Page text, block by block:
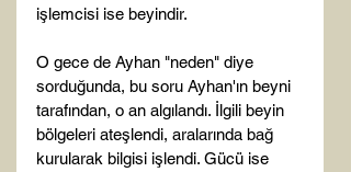
işlemcisi ise beyindir.
O gece de Ayhan "neden" diye
sorduğunda, bu soru Ayhan'ın beyni
tarafından, o an algılandı. İlgili beyin
bölgeleri ateşlendi, aralarında bağ
kurularak bilgisi işlendi. Gücü ise